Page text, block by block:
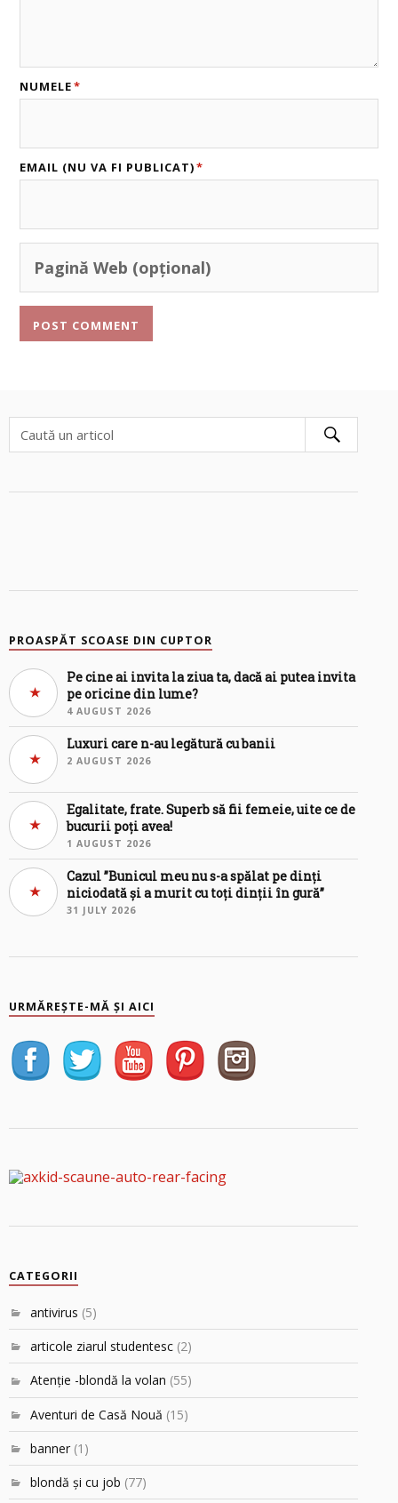
NUMELE*
EMAIL (NU VA FI PUBLICAT)*
PROASPĂT SCOASE DIN CUPTOR
Pe cine ai invita la ziua ta, dacă ai putea invita
pe oricine din lume?
4 AUGUST 2026
Luxuri care n-au legătură cu banii
2 AUGUST 2026
Egalitate, frate. Superb să fii femeie, uite ce de
bucurii poți avea!
1 AUGUST 2026
Cazul ”Bunicul meu nu s-a spălat pe dinți
niciodată și a murit cu toți dinții în gură”
31 JULY 2026
URMĂREȘTE-MĂ ȘI AICI
CATEGORII
antivirus (5)
articole ziarul studentesc (2)
Atenţie -blondă la volan (55)
Aventuri de Casă Nouă (15)
banner (1)
blondă şi cu job (77)